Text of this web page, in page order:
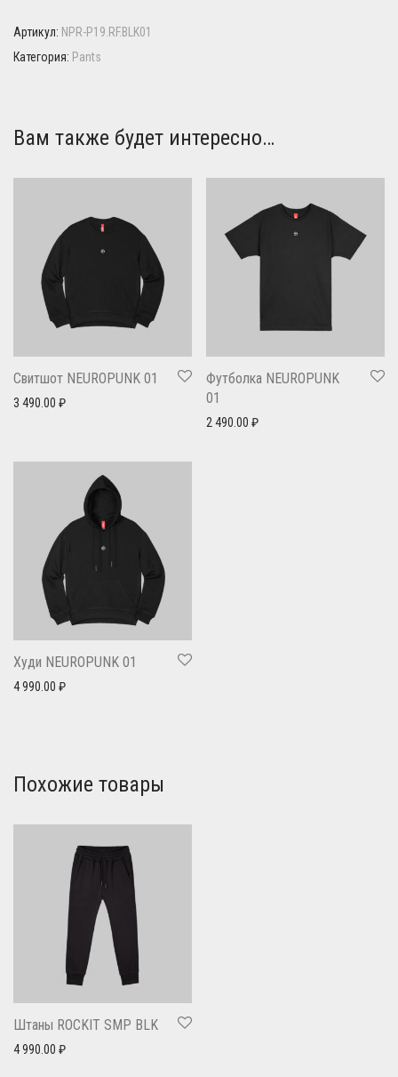
Артикул: NPR-P19.RF.BLK01
Категория: Pants
Вам также будет интересно…
Свитшот NEUROPUNK 01
3 490.00 ₽
Футболка NEUROPUNK
01
2 490.00 ₽
Худи NEUROPUNK 01
4 990.00 ₽
Похожие товары
Штаны ROCKIT SMP BLK
4 990.00 ₽